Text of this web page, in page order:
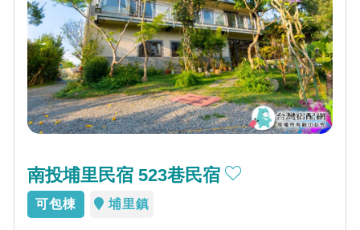
南投埔里民宿 523巷民宿
可包棟 埔里鎮